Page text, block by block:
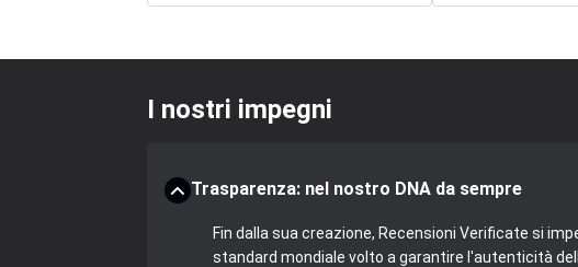
I nostri impegni
Trasparenza: nel nostro DNA da sempre
Fin dalla sua creazione, Recensioni Verificate si
standard mondiale volto a garantire l'autenticità